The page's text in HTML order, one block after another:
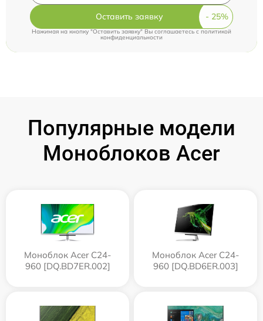
Оставить заявку
Нажимая на кнопку "Оставить заявку" Вы соглашаетесь cполитикой
конфиденциальности
Популярные модели
Моноблоков Acer
Моноблок Acer C24-
960 [DQ.BD7ER.002]
Моноблок Acer C24-
960 [DQ.BD6ER.003]